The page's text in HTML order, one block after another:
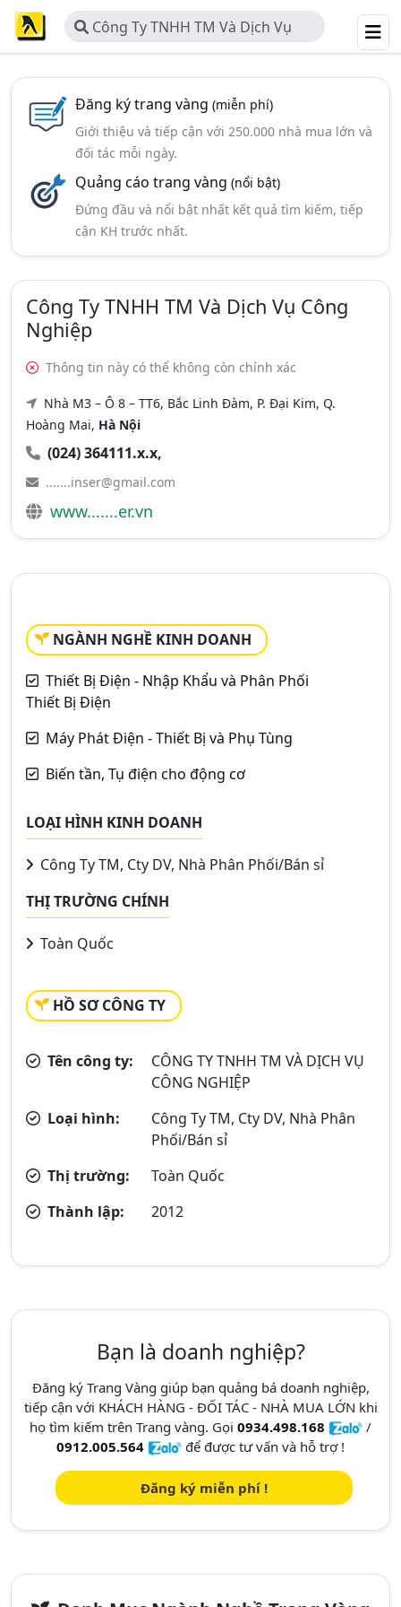
Công Ty TNHH TM Và Dịch Vụ
Công Nghiệp
Đăng ký trang vàng (miễn phí)
Giới thiệu và tiếp cận với 250.000 nhà mua lớn và
đối tác mỗi ngày.
Quảng cáo trang vàng (nổi bật)
Đứng đầu và nổi bật nhất kết quả tìm kiếm, tiếp
cận KH trước nhất.
Công Ty TNHH TM Và Dịch Vụ Công
Nghiệp
Thông tin này có thể không còn chính xác
Nhà M3 – Ô 8 – TT6, Bắc Linh Đàm, P. Đại Kim, Q.
Hoàng Mai, Hà Nội
(024) 364111.x.x,
.......inser@gmail.com
www.......er.vn
NGÀNH NGHỀ KINH DOANH
Thiết Bị Điện - Nhập Khẩu và Phân Phối
Thiết Bị Điện
Máy Phát Điện - Thiết Bị và Phụ Tùng
Biến tần, Tụ điện cho động cơ
LOẠI HÌNH KINH DOANH
Công Ty TM, Cty DV, Nhà Phân Phối/Bán sỉ
THỊ TRƯỜNG CHÍNH
Toàn Quốc
HỒ SƠ CÔNG TY
Tên công ty:
CÔNG TY TNHH TM VÀ DỊCH VỤ
CÔNG NGHIỆP
Loại hình:
Công Ty TM, Cty DV, Nhà Phân
Phối/Bán sỉ
Thị trường:
Toàn Quốc
Thành lập:
2012
Bạn là doanh nghiệp?
Đăng ký Trang Vàng giúp bạn quảng bá doanh nghiệp,
tiếp cận với KHÁCH HÀNG - ĐỐI TÁC - NHÀ MUA LỚN khi
họ tìm kiếm trên Trang vàng. Gọi 0934.498.168
/
0912.005.564
để được tư vấn và hỗ trợ !
Đăng ký miễn phí !